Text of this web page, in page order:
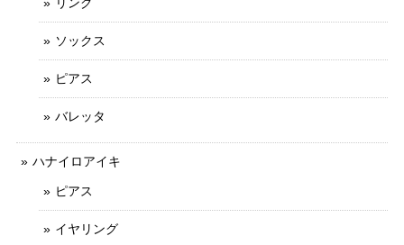
リング
ソックス
ピアス
バレッタ
ハナイロアイキ
ピアス
イヤリング